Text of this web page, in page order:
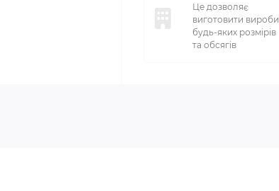
Це дозволяє
виготовити вироби
будь-яких розмірів
та обсягів